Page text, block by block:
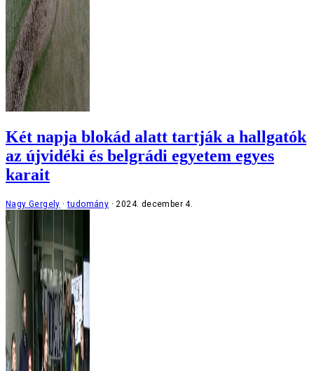
Két napja blokád alatt tartják a hallgatók
az újvidéki és belgrádi egyetem egyes
karait
Nagy Gergely tudomány 2024. december 4.